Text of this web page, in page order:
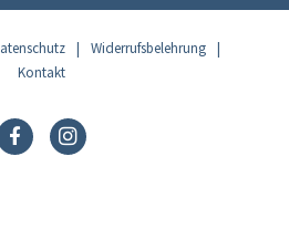
| Widerrufsbelehrung |
Kontakt